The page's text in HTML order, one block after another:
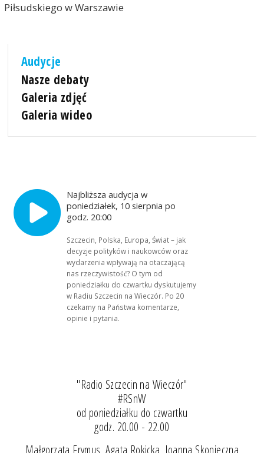
Piłsudskiego w Warszawie
Audycje
Nasze debaty
Galeria zdjęć
Galeria wideo
Najbliższa audycja w
poniedziałek, 10 sierpnia po
godz. 20:00
Szczecin, Polska, Europa, Świat – jak
decyzje polityków i naukowców oraz
wydarzenia wpływają na otaczającą
nas rzeczywistość? O tym od
poniedziałku do czwartku dyskutujemy
w Radiu Szczecin na Wieczór. Po 20
czekamy na Państwa komentarze,
opinie i pytania.
"Radio Szczecin na Wieczór"
#RSnW
od poniedziałku do czwartku
godz. 20.00 - 22.00